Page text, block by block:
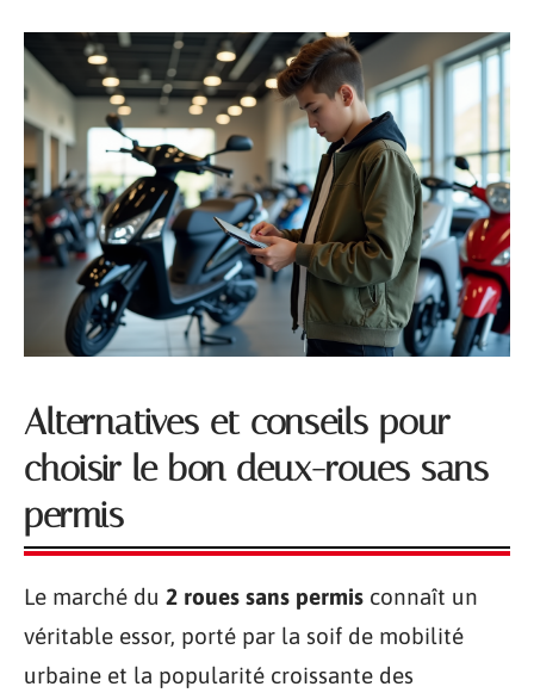
Alternatives et conseils pour
choisir le bon deux-roues sans
permis
Le marché du 2 roues sans permis connaît un
véritable essor, porté par la soif de mobilité
urbaine et la popularité croissante des